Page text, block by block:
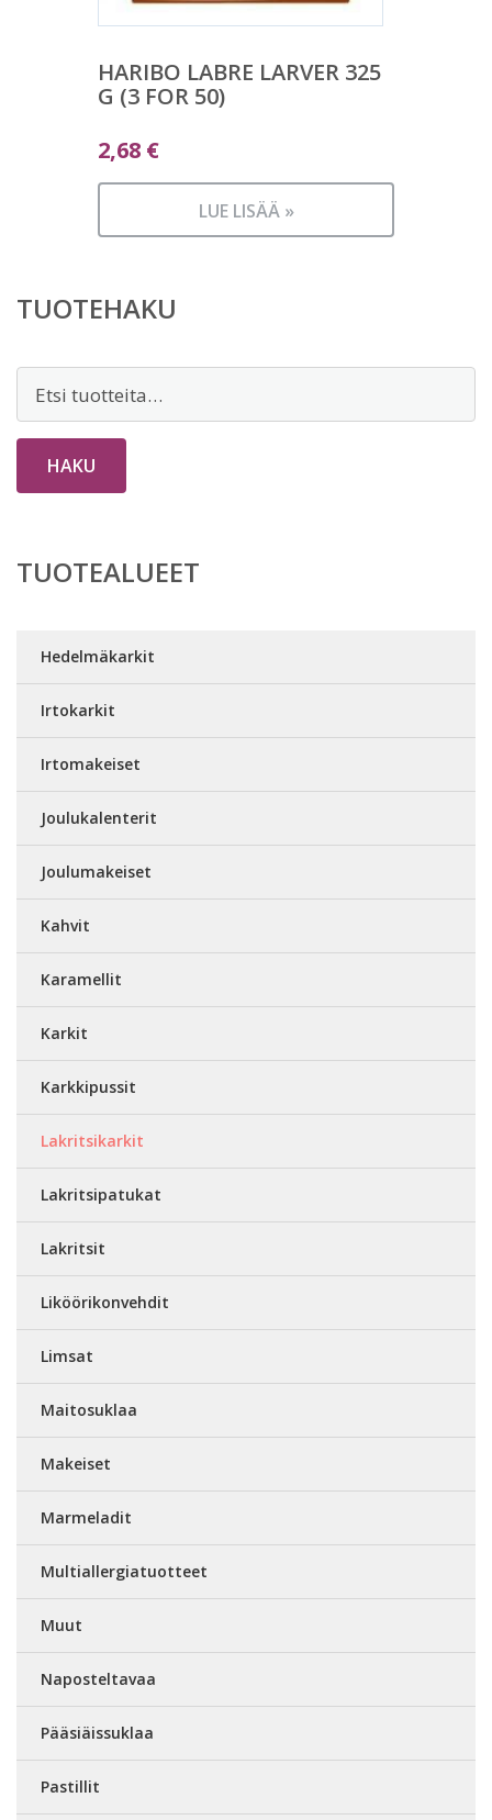
HARIBO LABRE LARVER 325
G (3 FOR 50)
2,68 €
LUE LISÄÄ »
TUOTEHAKU
HAKU
TUOTEALUEET
Hedelmäkarkit
Irtokarkit
Irtomakeiset
Joulukalenterit
Joulumakeiset
Kahvit
Karamellit
Karkit
Karkkipussit
Lakritsikarkit
Lakritsipatukat
Lakritsit
Liköörikonvehdit
Limsat
Maitosuklaa
Makeiset
Marmeladit
Multiallergiatuotteet
Muut
Naposteltavaa
Pääsiäissuklaa
Pastillit